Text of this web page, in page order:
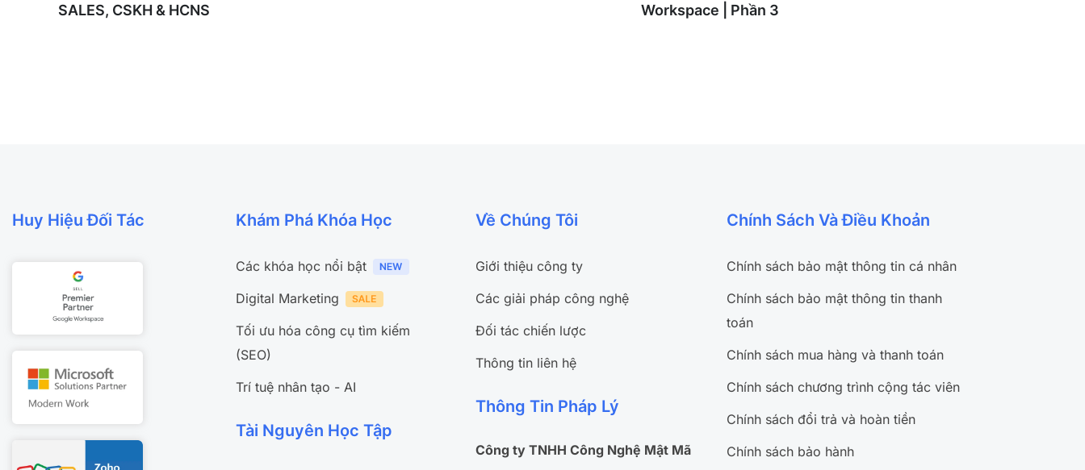
SALES, CSKH & HCNS
Workspace | Phần 3
Huy Hiệu Đối Tác Khám Phá Khóa Học
Các khóa học nổi bật
Digital Marketing
Tối ưu hóa công cụ tìm kiếm
(SEO)
Trí tuệ nhân tạo - AI
Tài Nguyên Học Tập
Về Chúng Tôi
Giới thiệu công ty
Các giải pháp công nghệ
Đối tác chiến lược
Thông tin liên hệ
Thông Tin Pháp Lý
Công ty TNHH Công Nghệ Mật Mã
Chính Sách Và Điều Khoản
Chính sách bảo mật thông tin cá nhân
Chính sách bảo mật thông tin thanh
toán
Chính sách mua hàng và thanh toán
Chính sách chương trình cộng tác viên
Chính sách đổi trả và hoàn tiền
Chính sách bảo hành